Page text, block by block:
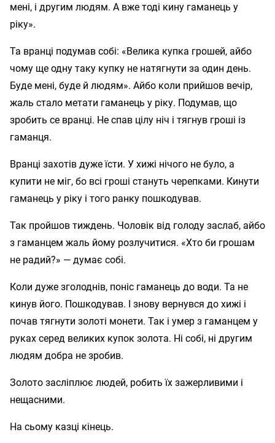
мені, і другим людям. А вже тоді кину гаманець у
ріку».
Та вранці подумав собі: «Велика купка грошей, айбо
чому ще одну таку купку не натягнути за один день.
Буде мені, буде й людям». Айбо коли прийшов вечір,
жаль стало метати гаманець у ріку. Подумав, що
зробить се вранці. Не спав цілу ніч і тягнув гроші із
гаманця.
Вранці захотів дуже їсти. У хижі нічого не було, а
купити не міг, бо всі гроші стануть черепками. Кинути
гаманець у ріку і того ранку пошкодував.
Так пройшов тиждень. Чоловік від голоду заслаб, айбо
з гаманцем жаль йому розлучитися. «Хто би грошам
не радий?» — думає собі.
Коли дуже зголоднів, поніс гаманець до води. Та не
кинув його. Пошкодував. І знову вернувся до хижі і
почав тягнути золоті монети. Так і умер з гаманцем у
руках серед великих купок золота. Ні собі, ні другим
людям добра не зробив.
Золото засліплює людей, робить їх зажерливими і
нещасними.
На сьому казці кінець.